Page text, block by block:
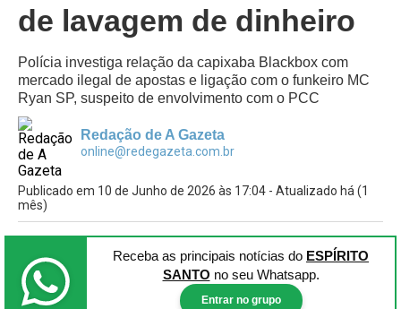
de lavagem de dinheiro
Polícia investiga relação da capixaba Blackbox com
mercado ilegal de apostas e ligação com o funkeiro MC
Ryan SP, suspeito de envolvimento com o PCC
Redação de A Gazeta
online@redegazeta.com.br
Publicado em 10 de Junho de 2026 às 17:04 - Atualizado há (1
mês)
Receba as principais notícias do ESPÍRITO
SANTO no seu Whatsapp.
Entrar no grupo